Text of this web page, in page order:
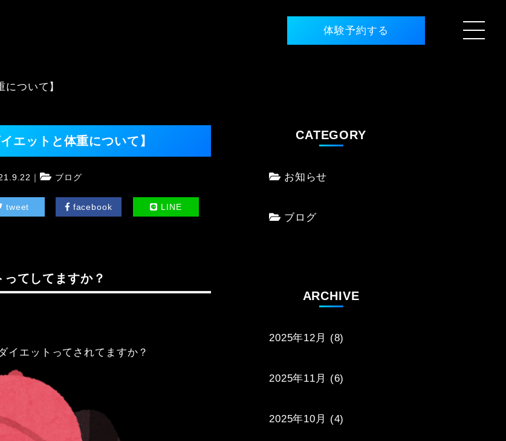
体験予約する
について】
イエットと体重について】
｜ ブログ
tweet facebook LINE
てしてますか？
CATEGORY
お知らせ
ブログ
ARCHIVE
2025年12月 (8)
2025年11月 (6)
2025年10月 (4)